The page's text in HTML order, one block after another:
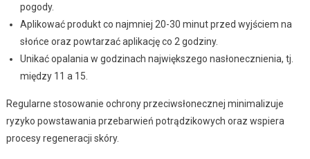
pogody.
Aplikować produkt co najmniej 20-30 minut przed wyjściem na
słońce oraz powtarzać aplikację co 2 godziny.
Unikać opalania w godzinach największego nasłonecznienia, tj.
między 11 a 15.
Regularne stosowanie ochrony przeciwsłonecznej minimalizuje
ryzyko powstawania przebarwień potrądzikowych oraz wspiera
procesy regeneracji skóry.